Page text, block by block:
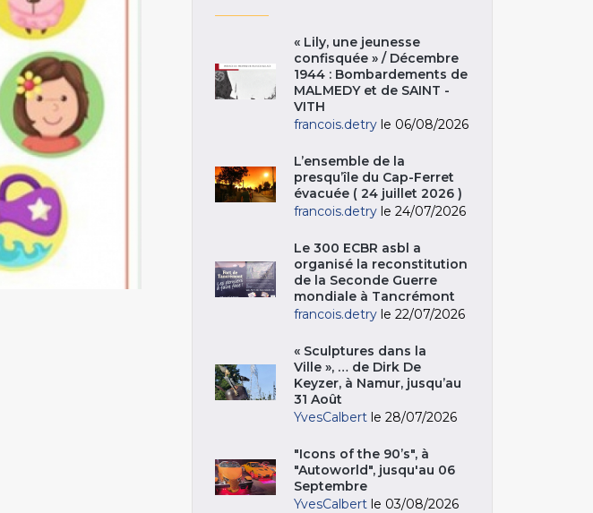
« Lily, une jeunesse
confisquée » / Décembre
1944 : Bombardements de
MALMEDY et de SAINT -
VITH
francois.detry le 06/08/2026
L’ensemble de la
presqu’île du Cap-Ferret
évacuée ( 24 juillet 2026 )
francois.detry le 24/07/2026
Le 300 ECBR asbl a
organisé la reconstitution
de la Seconde Guerre
mondiale à Tancrémont
francois.detry le 22/07/2026
« Sculptures dans la
Ville », … de Dirk De
Keyzer, à Namur, jusqu’au
31 Août
YvesCalbert le 28/07/2026
"Icons of the 90’s", à
"Autoworld", jusqu'au 06
Septembre
YvesCalbert le 03/08/2026